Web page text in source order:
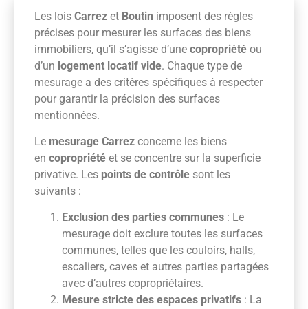
Les lois Carrez et Boutin imposent des règles
précises pour mesurer les surfaces des biens
immobiliers, qu’il s’agisse d’une copropriété ou
d’un logement locatif vide. Chaque type de
mesurage a des critères spécifiques à respecter
pour garantir la précision des surfaces
mentionnées.
Le mesurage Carrez concerne les biens
en copropriété et se concentre sur la superficie
privative. Les points de contrôle sont les
suivants :
Exclusion des parties communes : Le
mesurage doit exclure toutes les surfaces
communes, telles que les couloirs, halls,
escaliers, caves et autres parties partagées
avec d’autres copropriétaires.
Mesure stricte des espaces privatifs : La